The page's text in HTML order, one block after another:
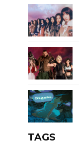
TAGS